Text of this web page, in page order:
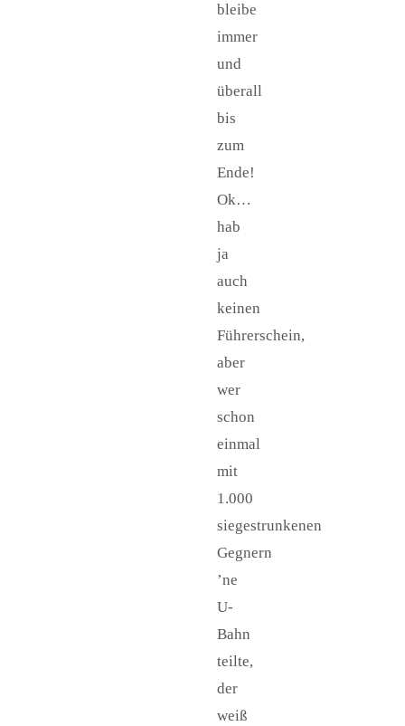
bleibe
immer
und
überall
bis
zum
Ende!
Ok…
hab
ja
auch
keinen
Führerschein,
aber
wer
schon
einmal
mit
1.000
siegestrunkenen
Gegnern
’ne
U-
Bahn
teilte,
der
weiß